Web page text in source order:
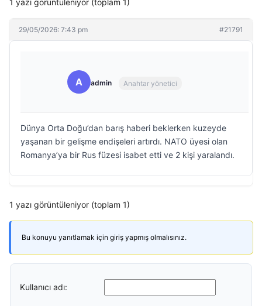
1 yazı görüntüleniyor (toplam 1)
29/05/2026: 7:43 pm #21791
A admin Anahtar yönetici
Dünya Orta Doğu’dan barış haberi beklerken kuzeyde
yaşanan bir gelişme endişeleri artırdı. NATO üyesi olan
Romanya’ya bir Rus füzesi isabet etti ve 2 kişi yaralandı.
1 yazı görüntüleniyor (toplam 1)
Bu konuyu yanıtlamak için giriş yapmış olmalısınız.
Kullanıcı adı: